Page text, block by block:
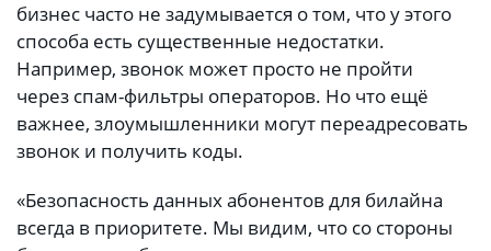
бизнес часто не задумывается о том, что у этого
способа есть существенные недостатки.
Например, звонок может просто не пройти
через спам-фильтры операторов. Но что ещё
важнее, злоумышленники могут переадресовать
звонок и получить коды.
«Безопасность данных абонентов для билайна
всегда в приоритете. Мы видим, что со стороны